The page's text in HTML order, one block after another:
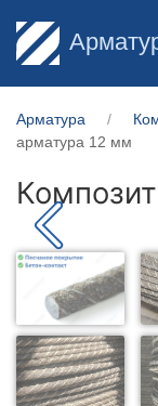
Арматура
арматура 12 мм